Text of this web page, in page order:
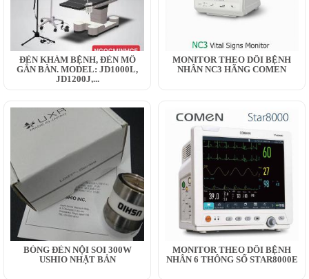
ĐÈN KHÁM BỆNH, ĐÈN MỔ
GẮN BÀN. MODEL: JD1000L,
JD1200J,...
MONITOR THEO DÕI BỆNH
NHÂN NC3 HÃNG COMEN
BÓNG ĐÈN NỘI SOI 300W
USHIO NHẬT BẢN
MONITOR THEO DÕI BỆNH
NHÂN 6 THÔNG SỐ STAR8000E